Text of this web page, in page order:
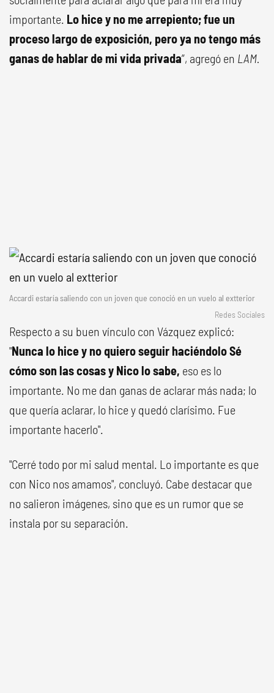
importante. Lo hice y no me arrepiento; fue un
proceso largo de exposición, pero ya no tengo más
ganas de hablar de mi vida privada”, agregó en LAM.
Accardi estaría saliendo con un joven que conoció en un vuelo al extterior
Redes Sociales
Respecto a su buen vínculo con Vázquez explicó:
"Nunca lo hice y no quiero seguir haciéndolo Sé
cómo son las cosas y Nico lo sabe, eso es lo
importante. No me dan ganas de aclarar más nada; lo
que quería aclarar, lo hice y quedó clarísimo. Fue
importante hacerlo".
"Cerré todo por mi salud mental. Lo importante es que
con Nico nos amamos", concluyó. Cabe destacar que
no salieron imágenes, sino que es un rumor que se
instala por su separación.